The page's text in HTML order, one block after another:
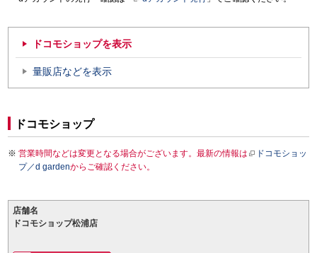
ドコモショップを表示
量販店などを表示
ドコモショップ
営業時間などは変更となる場合がございます。最新の情報は
ドコモショッ
プ／d gardenからご確認ください。
店舗名
ドコモショップ松浦店